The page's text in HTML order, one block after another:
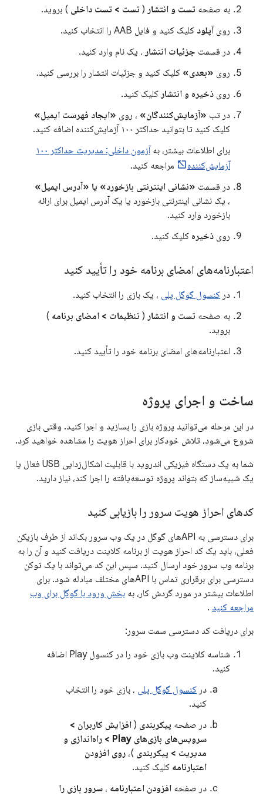
به صفحه تست و انتشار ( تست > تست داخلی ) بروید.
روی آپلود کلیک کنید و فایل AAB را انتخاب کنید.
در قسمت جزئیات انتشار ، یک نام وارد کنید.
روی «بعدی» کلیک کنید و جزئیات انتشار را بررسی کنید.
روی ذخیره و انتشار کلیک کنید.
در تب «آزمایش‌کنندگان» ، روی «ایجاد فهرست ایمیل»
کلیک کنید تا بتوانید حداکثر ۱۰۰ آزمایش‌کننده اضافه کنید.
برای اطلاعات بیشتر، به
آزمون داخلی: مدیریت حداکثر ۱۰۰
آزمایش‌کننده
مراجعه کنید.
در قسمت «نشانی اینترنتی بازخورد» یا «آدرس ایمیل»
، یک نشانی اینترنتی بازخورد یا یک آدرس ایمیل برای ارائه
بازخورد وارد کنید.
روی ذخیره کلیک کنید.
اعتبارنامه‌های امضای برنامه خود را تأیید کنید
در کنسول گوگل پلی ، یک بازی را انتخاب کنید.
به صفحه تست و انتشار ( تنظیمات > امضای برنامه )
بروید.
اعتبارنامه‌های امضای برنامه خود را تأیید کنید.
ساخت و اجرای پروژه
در این مرحله می‌توانید پروژه بازی را بسازید و اجرا کنید. وقتی بازی
شروع می‌شود، تلاش خودکار برای احراز هویت را مشاهده خواهید کرد.
شما به یک دستگاه فیزیکی اندروید با قابلیت اشکال‌زدایی USB فعال یا
یک شبیه‌ساز که بتواند پروژه توسعه‌یافته را اجرا کند، نیاز دارید.
کدهای احراز هویت سرور را بازیابی کنید
برای دسترسی به APIهای گوگل در یک وب سرور بک‌اند از طرف بازیکن
فعلی، باید یک کد احراز هویت از برنامه کلاینت دریافت کنید و آن را به
برنامه وب سرور خود ارسال کنید. سپس این کد می‌تواند با یک توکن
دسترسی برای برقراری تماس با APIهای مختلف مبادله شود. برای
اطلاعات بیشتر در مورد گردش کار، به بخش ورود با گوگل برای وب
مراجعه کنید .
برای دریافت کد دسترسی سمت سرور:
شناسه کلاینت وب بازی خود را در کنسول Play اضافه
کنید.
در کنسول گوگل پلی ، بازی خود را انتخاب
کنید.
در صفحه پیکربندی ( افزایش کاربران >
سرویس‌های بازی‌های Play > راه‌اندازی و
مدیریت > پیکربندی )، روی افزودن
اعتبارنامه کلیک کنید.
در صفحه افزودن اعتبارنامه ، سرور بازی را